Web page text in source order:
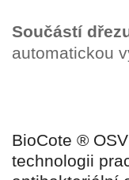
Součástí
automatickou
BioCote ®
technologii